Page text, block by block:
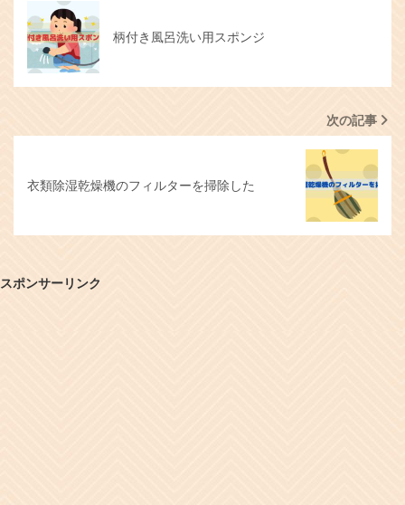
柄付き風呂洗い用スポンジ
次の記事
衣類除湿乾燥機のフィルターを掃除した
スポンサーリンク